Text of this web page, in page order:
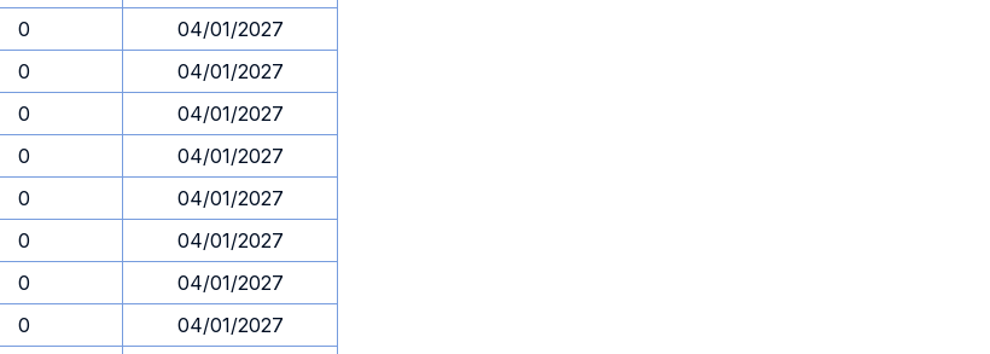
0
04/01/2027
0
04/01/2027
0
04/01/2027
0
04/01/2027
0
04/01/2027
0
04/01/2027
0
04/01/2027
0
04/01/2027